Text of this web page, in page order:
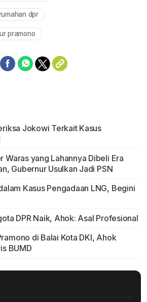
dpr
pramono
Jokowi Terkait Kasus
Waras yang Lahannya Dibeli Era
Gubernur Usulkan Jadi PSN
Kasus Pengadaan LNG, Begini
DPR Naik, Ahok: Asal Profesional
di Balai Kota DKI, Ahok
BUMD